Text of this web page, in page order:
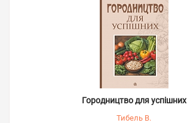
Городництво для успішних
Тибель В.